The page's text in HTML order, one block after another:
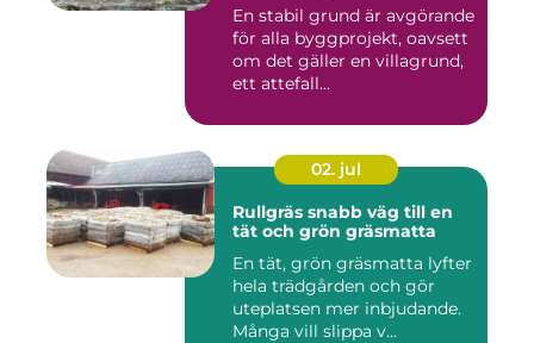
En stabil grund är avgörande
för alla byggprojekt, oavsett
om det gäller en villagrund,
ett attefall...
02. jul
Rullgräs snabb väg till en
tät och grön gräsmatta
En tät, grön gräsmatta lyfter
hela trädgården och gör
uteplatsen mer inbjudande.
Många vill slippa v...